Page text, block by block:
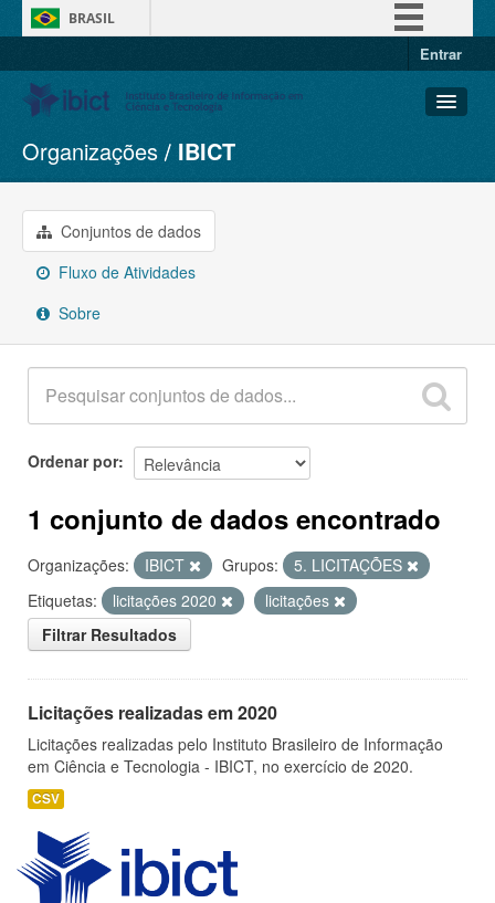
BRASIL
Entrar
Conjuntos de dados
Organizações
Grupos
Sobre
Organizações IBICT
Conjuntos de dados
Fluxo de Atividades
Sobre
Ordenar por
1 conjunto de dados encontrado
Organizações: IBICT Grupos:
5. LICITAÇÕES
Etiquetas:
licitações 2020
licitações
Filtrar Resultados
Licitações realizadas em 2020
Licitações realizadas pelo Instituto Brasileiro de Informação
em Ciência e Tecnologia - IBICT, no exercício de 2020.
CSV